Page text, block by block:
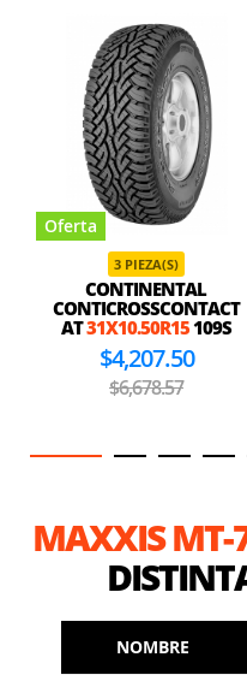
Oferta
3 PIEZA(S)
CONTINENTAL
CONTICROSSCONTACT
AT31X10.50R15109S
$4,207.50
$6,678.57
MAXXIS MT-
NOMBRE